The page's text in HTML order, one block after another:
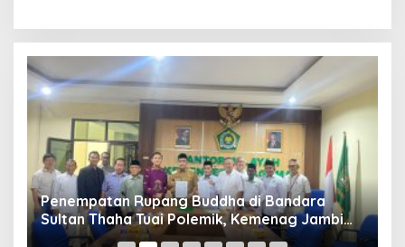
Penempatan Rupang Buddha di Bandara
Sultan Thaha Tuai Polemik, Kemenag Jambi
Ambil Langkah Cepat